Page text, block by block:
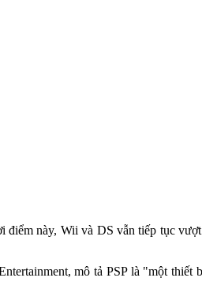
này, Wii và DS vẫn tiếp tục vượt
mô tả PSP là "một thiết